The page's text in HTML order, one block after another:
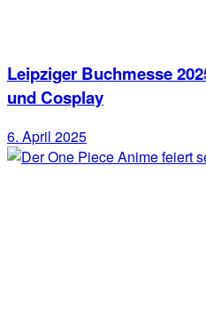
Leipziger Buchmesse
und Cosplay
6. April 2025